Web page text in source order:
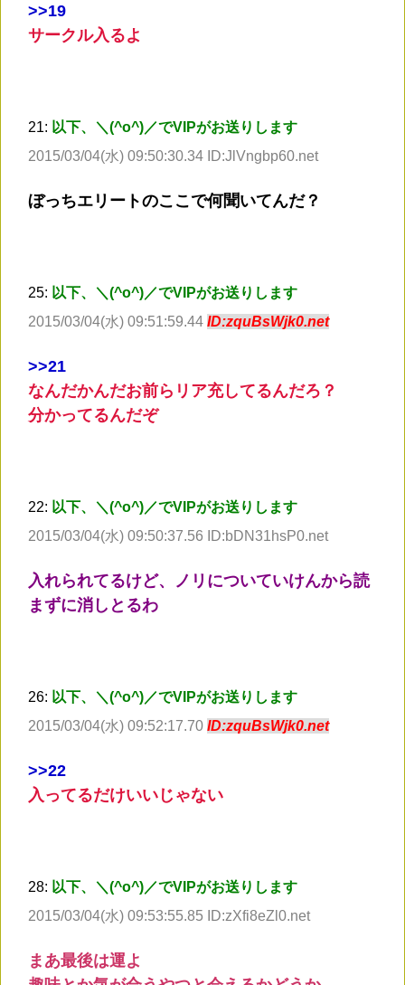
>>19
サークル入るよ
21: 以下、＼(^o^)／でVIPがお送りします
2015/03/04(水) 09:50:30.34 ID:JlVngbp60.net
ぼっちエリートのここで何聞いてんだ？
25: 以下、＼(^o^)／でVIPがお送りします
2015/03/04(水) 09:51:59.44 ID:zquBsWjk0.net
>>21
なんだかんだお前らリア充してるんだろ？
分かってるんだぞ
22: 以下、＼(^o^)／でVIPがお送りします
2015/03/04(水) 09:50:37.56 ID:bDN31hsP0.net
入れられてるけど、ノリについていけんから読
まずに消しとるわ
26: 以下、＼(^o^)／でVIPがお送りします
2015/03/04(水) 09:52:17.70 ID:zquBsWjk0.net
>>22
入ってるだけいいじゃない
28: 以下、＼(^o^)／でVIPがお送りします
2015/03/04(水) 09:53:55.85 ID:zXfi8eZl0.net
まあ最後は運よ